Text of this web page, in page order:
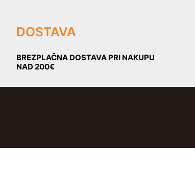
DOSTAVA
BREZPLAČNA DOSTAVA PRI NAKUPU
NAD 200€